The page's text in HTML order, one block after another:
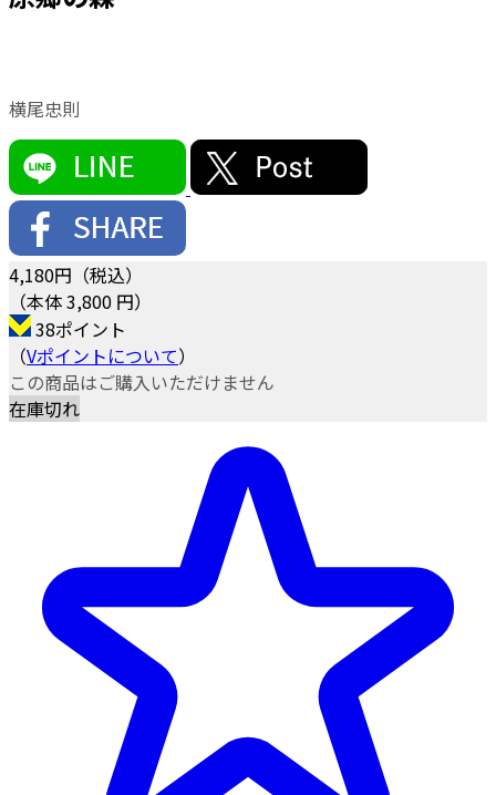
横尾忠則
4,180円（税込）
（本体 3,800 円）
38ポイント
（Vポイントについて）
この商品はご購入いただけません
在庫切れ